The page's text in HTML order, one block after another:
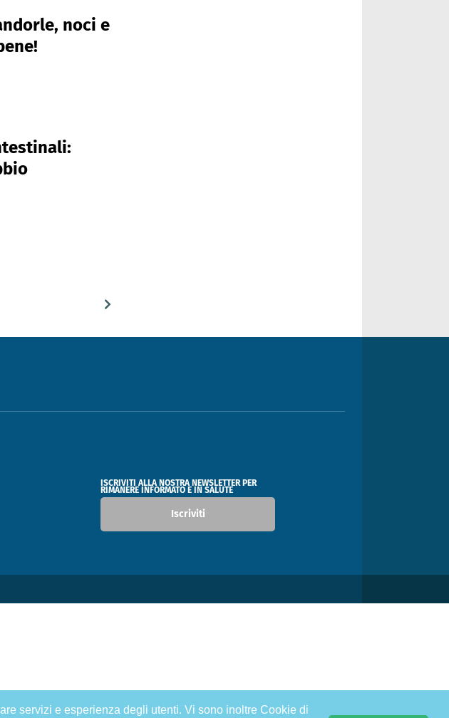
servizi e esperienza degli utenti. Vi sono inoltre Cookie di
noci e
ISCRIVITI ALLA NOSTRA NEWSLETTER PER
RIMANERE INFORMATO E IN SALUTE
Iscriviti